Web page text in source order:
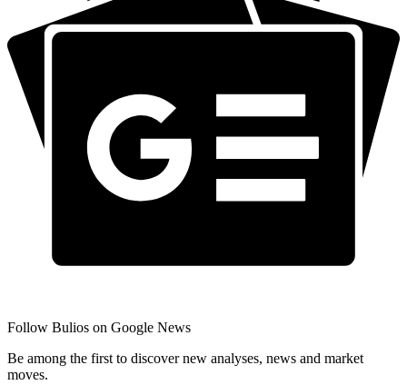
Follow Bulios on Google News
Be among the first to discover new analyses, news and market
moves.